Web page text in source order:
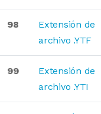
98
Extensión de
archivo .YTF
99
Extensión de
archivo .YTI